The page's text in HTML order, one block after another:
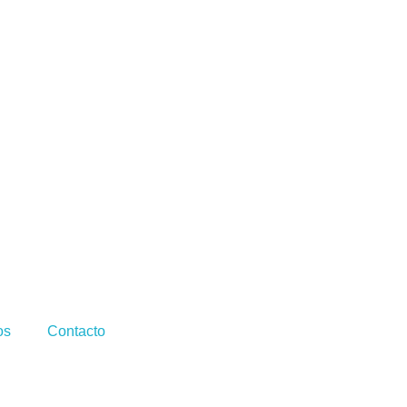
Contacto